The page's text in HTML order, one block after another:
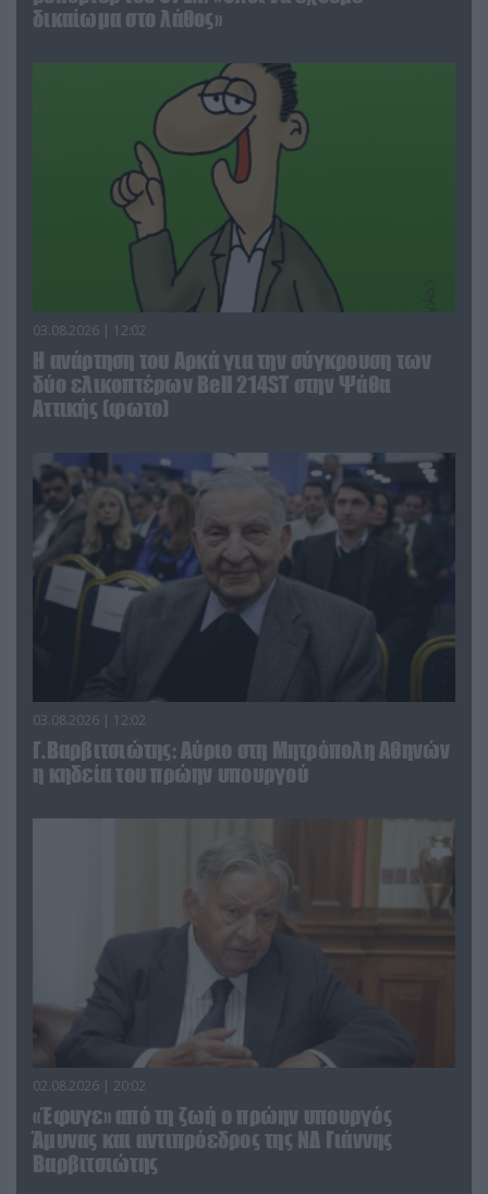
δικαίωμα στο λάθος»
03.08.2026 | 12:02
Η ανάρτηση του Αρκά για την σύγκρουση των
δύο ελικοπτέρων Bell 214ST στην Ψάθα
Αττικής (φωτο)
03.08.2026 | 12:02
Γ.Βαρβιτσιώτης: Aύριο στη Μητρόπολη Αθηνών
η κηδεία του πρώην υπουργού
02.08.2026 | 20:02
«Έφυγε» από τη ζωή ο πρώην υπουργός
Άμυνας και αντιπρόεδρος της ΝΔ Γιάννης
Βαρβιτσιώτης